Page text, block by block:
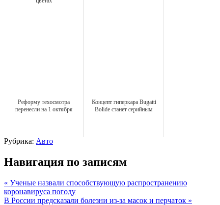
Реформу техосмотра
перенесли на 1 октября
Концепт гиперкара Bugatti
Bolide станет серийным
Рубрика: Авто
Навигация по записям
« Ученые назвали способствующую распространению
коронавируса погоду
В России предсказали болезни из-за масок и перчаток »